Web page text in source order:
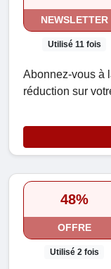
NEWSLETTER
Utilisé 11 fois
Abonnez-vous à
réduction sur
48%
OFFRE
Utilisé 2 fois